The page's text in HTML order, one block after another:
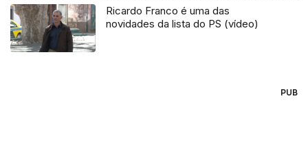
Ricardo Franco é uma das
novidades da lista do PS (vídeo)
PUB